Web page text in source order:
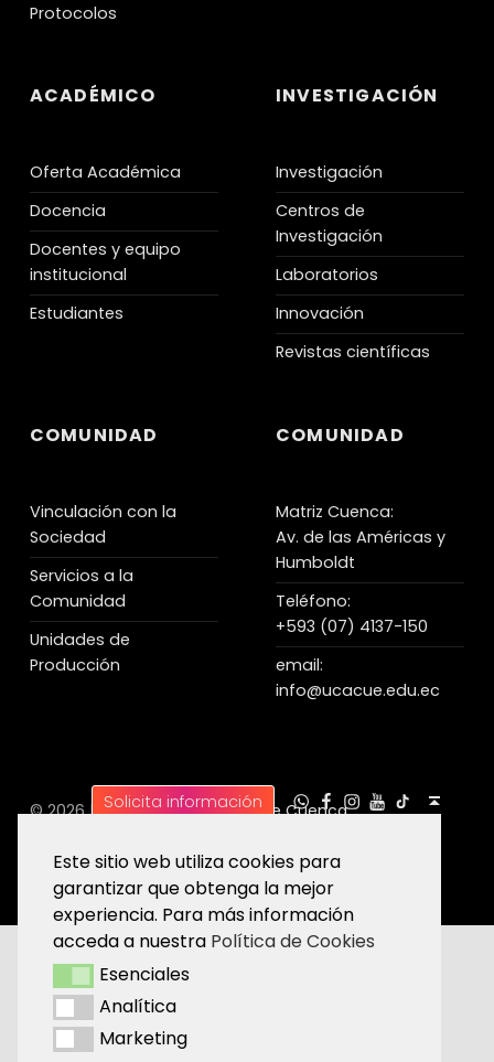
Protocolos
ACADÉMICO
Oferta Académica
Docencia
Docentes y equipo
institucional
Estudiantes
INVESTIGACIÓN
Investigación
Centros de
Investigación
Laboratorios
Innovación
Revistas científicas
COMUNIDAD
Vinculación con la
Sociedad
Servicios a la
Comunidad
Unidades de
Producción
COMUNIDAD
Matriz Cuenca:
Av. de las Américas y
Humboldt
Teléfono:
+593 (07) 4137-150
email:
info@ucacue.edu.ec
© 2026 |Universidad Católica de Cuenca
Solicita información
UC WhatsApp
UC en Facebook
UC en Instagram
UC en Youtube
UC Tiktok
Este sitio web utiliza cookies para
garantizar que obtenga la mejor
experiencia. Para más información
acceda a nuestra Política de Cookies
Esenciales
Esenciales
AnalíticaAnalítica
Marketing
Marketing